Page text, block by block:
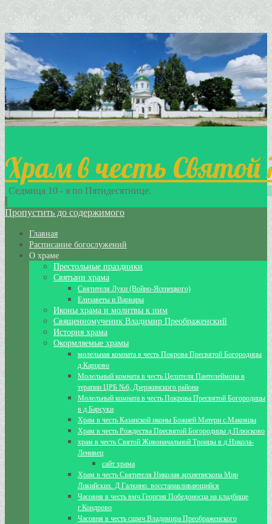
Храм в честь Святой
Седмица 10 - я по Пятидесятнице.
Пропустить до содержимого
Главная
Расписание богослужений
О храме
Престольные праздники
Святыни храма
Святителя Луки (Войно-Ясенецкого)
Елизаветы и Варвары
Иконы храма и молитвы к ним
Священномученик Владимир Преображенский
История храма
Окормляемые храмы
молельная комната в честь Покрова Пресвятой Богородицы
д.Карцово
Молельный комната в честь Целителя Пантелеймона в
терапии ЦРБ №6, Дзержинского района
Молельный комната в честь Покрова Пресвятой Богородицы
в д.Барсуки
Храм в честь Казанской иконы Божией Матери с.Маковцы
Храм в честь Рождества Пресвятой Богородицы д.Плюсково
храм в честь Святой Живоначальной Троицы в д.Никола-
Ленивец
сайт храма
Храм в честь Святителя Николая архиепископа Мир
Ликийских. Д.Галкино. восстанавливающийся
Часовня в честь вмч.Георгия Победоносца на кладбище
г.Кондрово
Часовня в честь сщмч.Владимира Преображенского